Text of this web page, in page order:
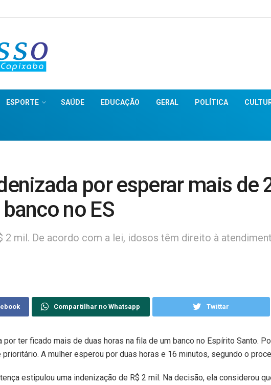
ESPORTE SAÚDE EDUCAÇÃO GERAL POLÍTICA
por esperar mais de
no ES
2 mil. De acordo com a lei, idosos têm direito à
Compartilhar no Whatsapp Twittar
ter ficado mais de duas horas na fila de um banco no Espírito Santo.
A mulher esperou por duas horas e 16 minutos, segundo o
estipulou uma indenização de R$ 2 mil. Na decisão, ela considerou